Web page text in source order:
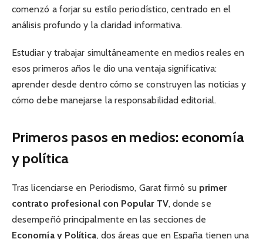
comenzó a forjar su estilo periodístico, centrado en el
análisis profundo y la claridad informativa.
Estudiar y trabajar simultáneamente en medios reales en
esos primeros años le dio una ventaja significativa:
aprender desde dentro cómo se construyen las noticias y
cómo debe manejarse la responsabilidad editorial.
Primeros pasos en medios: economía
y política
Tras licenciarse en Periodismo, Garat firmó su primer
contrato profesional con Popular TV, donde se
desempeñó principalmente en las secciones de
Economía y Política, dos áreas que en España tienen una